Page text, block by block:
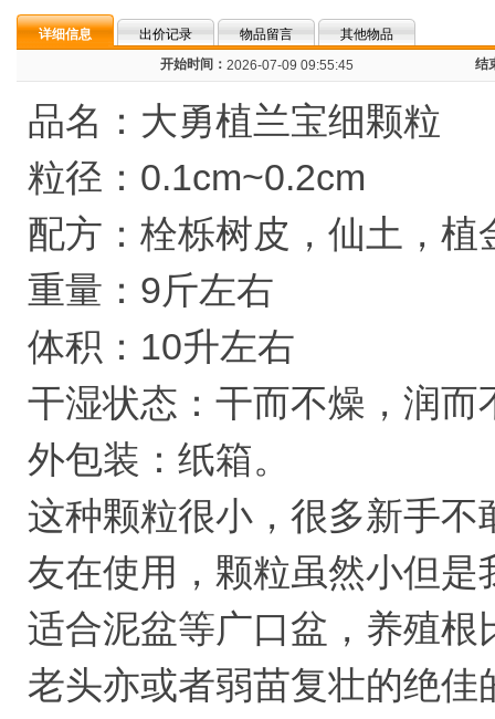
详细信息 出价记录 物品留言
其他物品
开始时间： 2026-07-09 09:55:45 结
品名：大勇植兰宝细颗粒
粒径：0.1cm~0.2cm
配方：栓栎树皮，仙土，植
重量：9斤左右
体积：10升左右
干湿状态：干而不燥，润而
外包装：纸箱。
这种颗粒很小，很多新手
友在使用，颗粒虽然小但
适合泥盆等广口盆，养殖
老头亦或者弱苗复壮的绝